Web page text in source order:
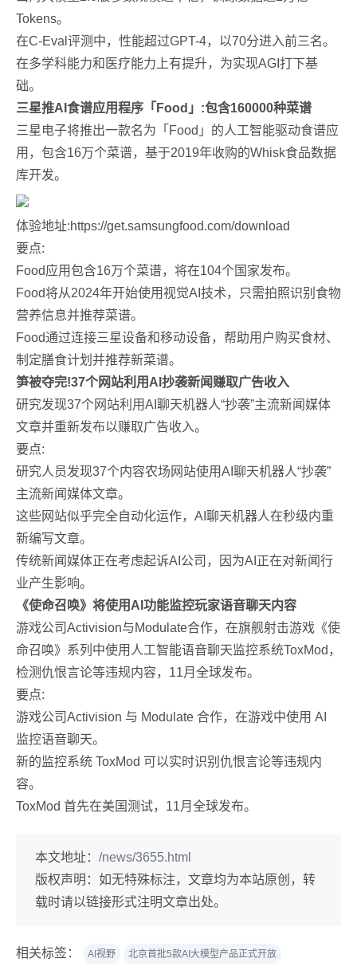
Tokens。
在C-Eval评测中，性能超过GPT-4，以70分进入前三名。
在多学科能力和医疗能力上有提升，为实现AGI打下基
础。
三星推AI食谱应用程序「Food」:包含160000种菜谱
三星电子将推出一款名为「Food」的人工智能驱动食谱应
用，包含16万个菜谱，基于2019年收购的Whisk食品数据
库开发。
体验地址:https://get.samsungfood.com/download
要点:
Food应用包含16万个菜谱，将在104个国家发布。
Food将从2024年开始使用视觉AI技术，只需拍照识别食物
营养信息并推荐菜谱。
Food通过连接三星设备和移动设备，帮助用户购买食材、
制定膳食计划并推荐新菜谱。
笋被夺完!37个网站利用AI抄袭新闻赚取广告收入
研究发现37个网站利用AI聊天机器人“抄袭”主流新闻媒体
文章并重新发布以赚取广告收入。
要点:
研究人员发现37个内容农场网站使用AI聊天机器人“抄袭”
主流新闻媒体文章。
这些网站似乎完全自动化运作，AI聊天机器人在秒级内重
新编写文章。
传统新闻媒体正在考虑起诉AI公司，因为AI正在对新闻行
业产生影响。
《使命召唤》将使用AI功能监控玩家语音聊天内容
游戏公司Activision与Modulate合作，在旗舰射击游戏《使
命召唤》系列中使用人工智能语音聊天监控系统ToxMod，
检测仇恨言论等违规内容，11月全球发布。
要点:
游戏公司Activision 与 Modulate 合作，在游戏中使用 AI
监控语音聊天。
新的监控系统 ToxMod 可以实时识别仇恨言论等违规内
容。
ToxMod 首先在美国测试，11月全球发布。
本文地址： /news/3655.html
版权声明： 如无特殊标注，文章均为本站原创，转
载时请以链接形式注明文章出处。
相关标签： AI视野
北京首批5款AI大模型产品正式开放